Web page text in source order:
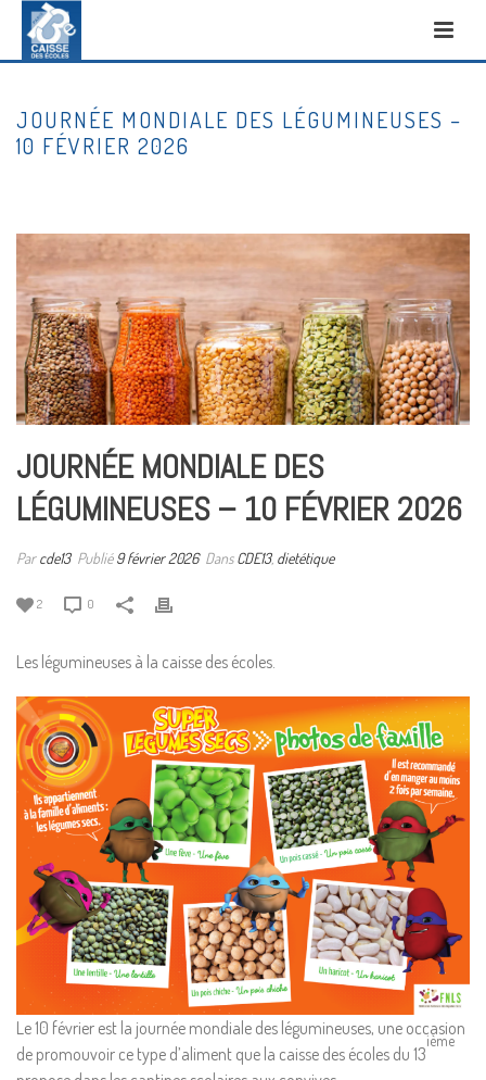
JOURNÉE MONDIALE DES LÉGUMINEUSES –
10 FÉVRIER 2026
JOURNÉE MONDIALE DES
LÉGUMINEUSES – 10 FÉVRIER 2026
Parcde13 Publié9 février 2026 DansCDE13, dietétique
2 0
Les légumineuses à la caisse des écoles.
Le 10 février est la journée mondiale des légumineuses, une occasion
de promouvoir ce type d’aliment que la caisse des écoles du 13
ième